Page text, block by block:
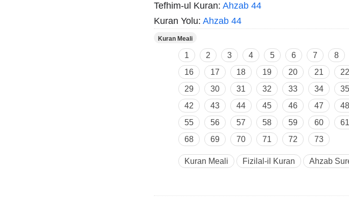
Tefhim-ul Kuran: Ahzab 44
Kuran Yolu: Ahzab 44
Kuran Meali
1 2 3 4 5 6 7 8
16
17 18 19 20 21 22
29
30 31 32 33 34 35
42
43 44 45 46 47 48
55
56 57 58 59 60 61
68
69 70 71 72 73
Kuran Meali Fizilal-il Kuran Ahzab